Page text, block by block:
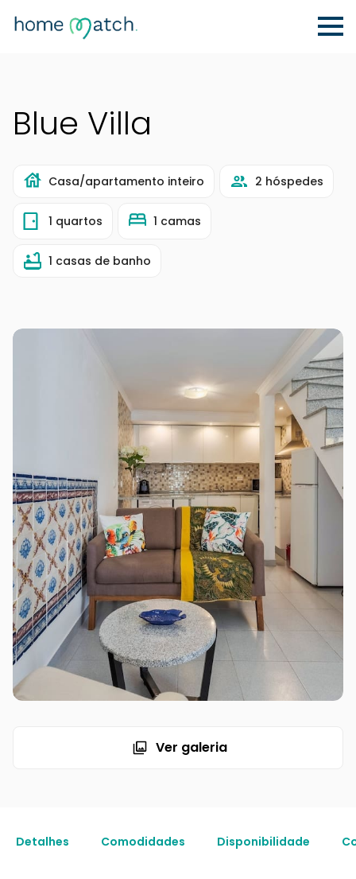
Blue Villa
Casa/apartamento inteiro 2 hóspedes
1 quartos 1 camas
1 casas de banho
Ver galeria
Detalhes Comodidades Disponibilidade